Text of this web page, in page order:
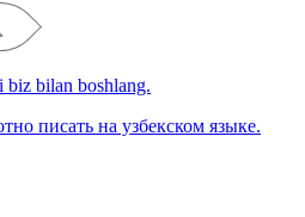
biz bilan boshlang.
писать на узбекском языке.